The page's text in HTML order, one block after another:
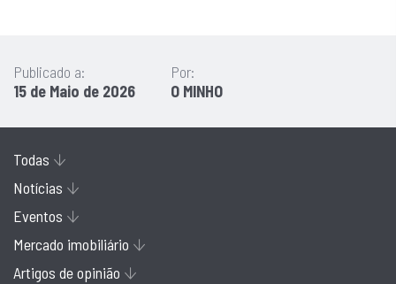
Publicado a:
15 de Maio de 2026
Por:
O MINHO
Todas
Notícias
Eventos
Mercado imobiliário
Artigos de opinião